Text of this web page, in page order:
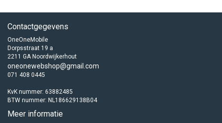
Contactgegevens
OneOneMobile
Dorpsstraat 19 a
2211 GA Noordwijkerhout
oneonewebshop@gmail.com
071 408 0445
KvK nummer: 63882485
BTW nummer: NL186629138B04
Meer informatie